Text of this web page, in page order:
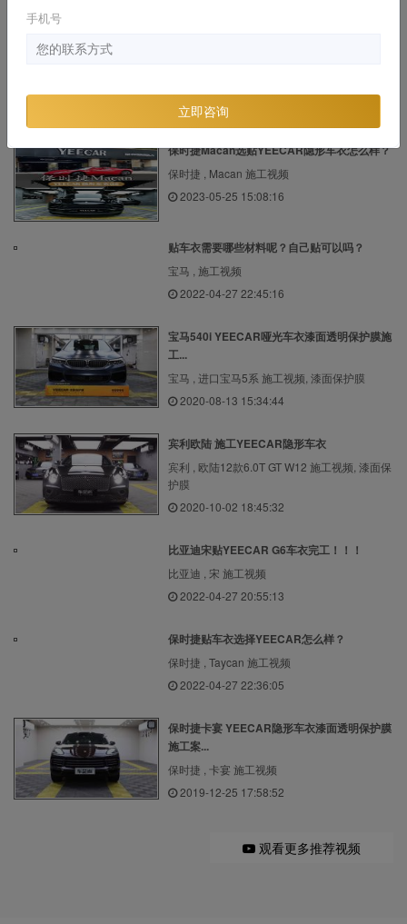
2020-09-22 21:30:40
保时捷Macan选贴YEECAR隐形车衣怎么样？
保时捷 , Macan 施工视频
2023-05-25 15:08:16
贴车衣需要哪些材料呢？自己贴可以吗？
宝马 , 施工视频
2022-04-27 22:45:16
宝马540i YEECAR哑光车衣漆面透明保护膜施
工...
宝马 , 进口宝马5系 施工视频, 漆面保护膜
2020-08-13 15:34:44
宾利欧陆 施工YEECAR隐形车衣
宾利 , 欧陆12款6.0T GT W12 施工视频, 漆面保
护膜
2020-10-02 18:45:32
比亚迪宋贴YEECAR G6车衣完工！！！
比亚迪 , 宋 施工视频
2022-04-27 20:55:13
保时捷贴车衣选择YEECAR怎么样？
保时捷 , Taycan 施工视频
2022-04-27 22:36:05
保时捷卡宴 YEECAR隐形车衣漆面透明保护膜
施工案...
保时捷 , 卡宴 施工视频
2019-12-25 17:58:52
观看更多推荐视频
手机号
立即咨询